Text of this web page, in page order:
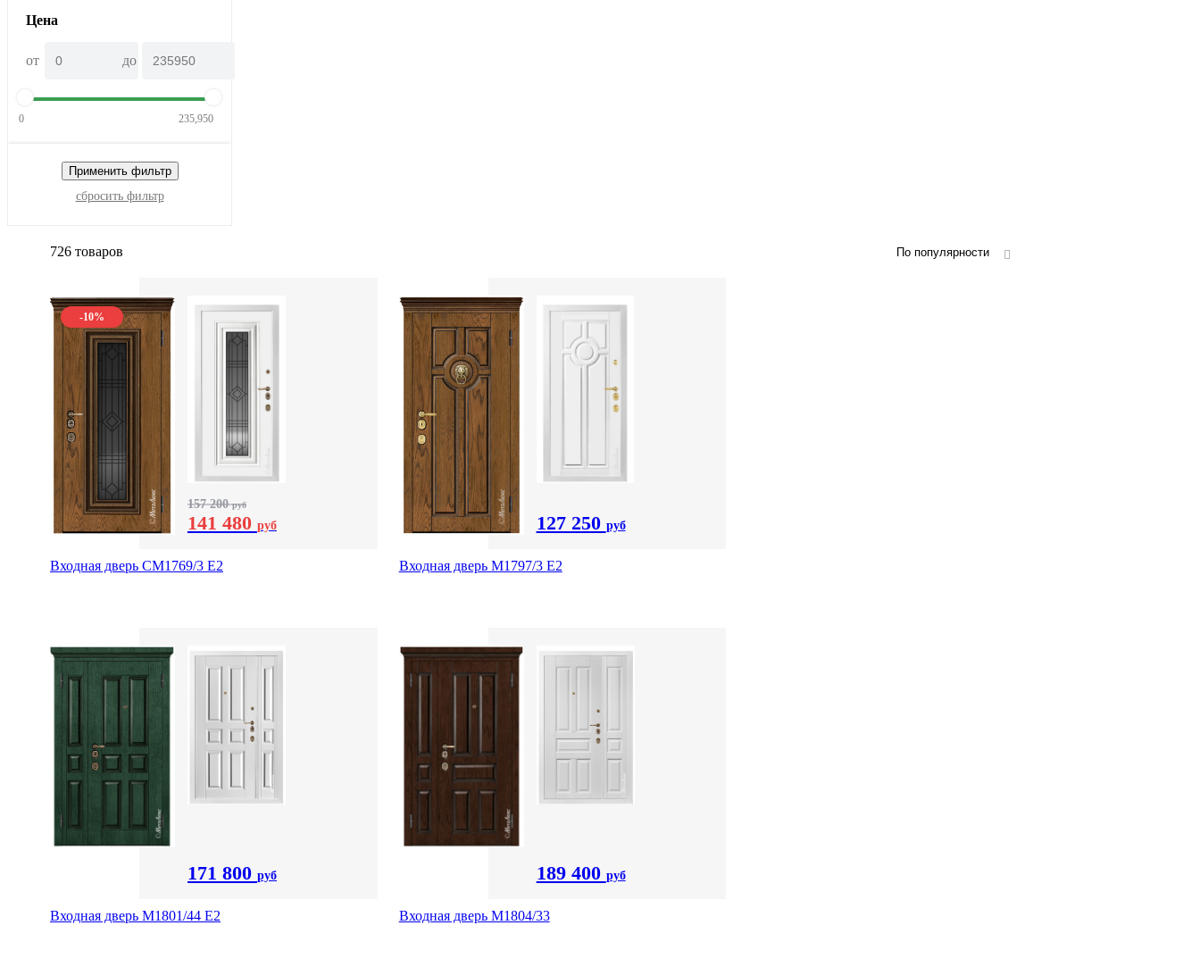
Цена
от до
0 235,950
Применить фильтр
сбросить фильтр
726 товаров По популярности
-10%
157 200руб
141 480 руб
Входная дверь СМ1769/3 Е2
127 250 руб
Входная дверь М1797/3 Е2
171 800 руб
Входная дверь М1801/44 Е2
189 400 руб
Входная дверь М1804/33